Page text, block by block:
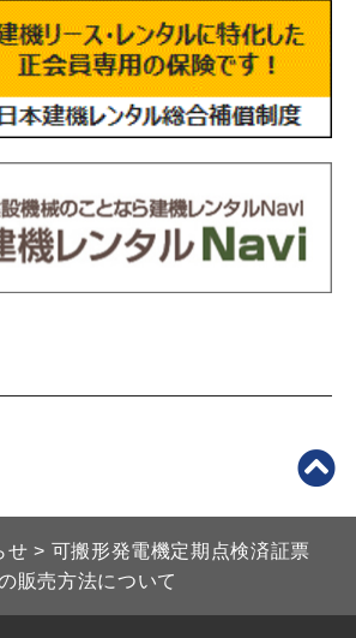
せ > 可搬形発電機定期点検済証票
販売方法について